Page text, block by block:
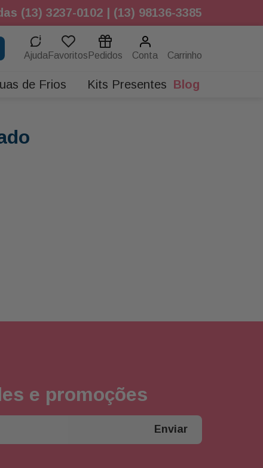
(13) 3237-0102 | (13) 98136-3385
Ajuda Favoritos Pedidos Conta
de Frios Kits Presentes Blog
e promoções
Enviar